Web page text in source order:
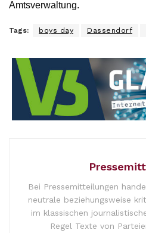
Amtsverwaltung.
Tags: boys day Dassendorf
Bei Pressemitteilungen
neutrale beziehungsweise
im klassischen
Regel Texte von